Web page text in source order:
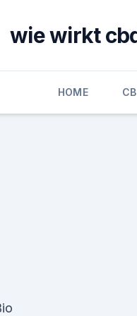
wie wirkt
HOME